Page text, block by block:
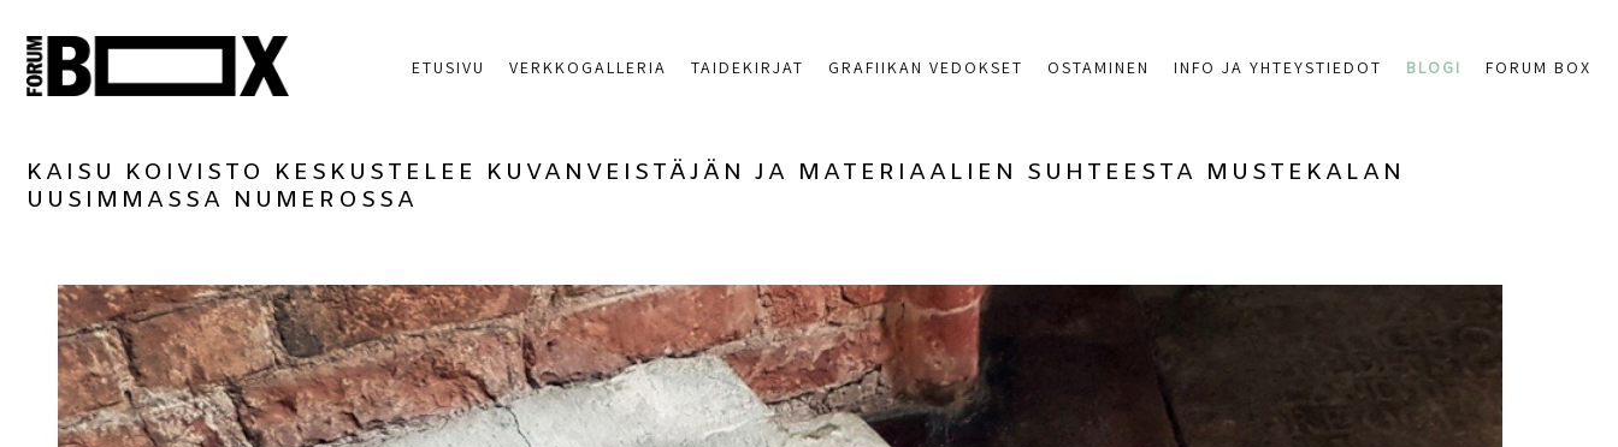
ETUSIVU VERKKOGALLERIA TAIDEKIRJAT GRAFIIKAN VEDOKSET OSTAMINEN INFO JA YHTEYSTIEDOT BLOGI FORUM BOX
KAISU KOIVISTO KESKUSTELEE KUVANVEISTÄJÄN JA MATERIAALIEN SUHTEESTA MUSTEKALAN
UUSIMMASSA NUMEROSSA